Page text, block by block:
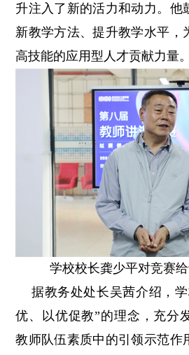
升注入了新的活力和动力。他
新教学方法、提升教学水平，
高技能的应用型人才贡献力量。
学校校长龚少平对竞赛给
据教务处处长吴茜介绍，学
优、以优促教”的理念，充分
教师队伍素质中的引领示范作